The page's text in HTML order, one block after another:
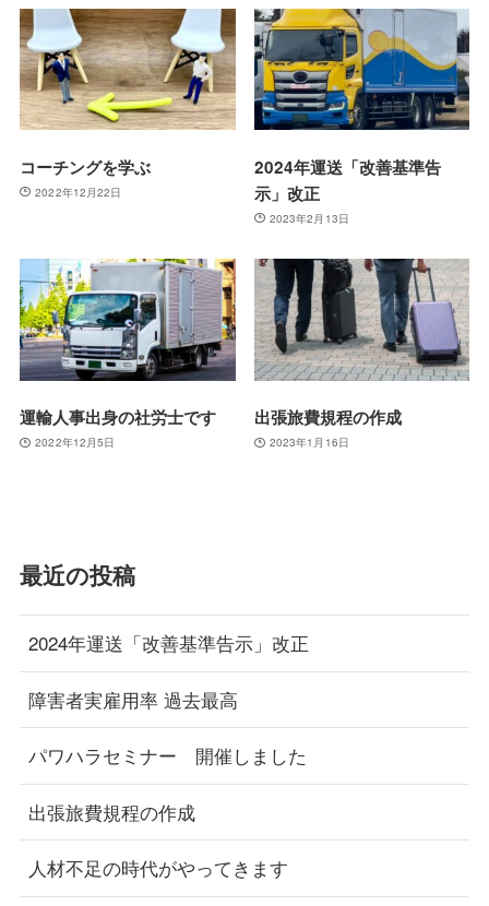
コーチングを学ぶ
2022年12月22日
2024年運送「改善基準告
示」改正
2023年2月13日
運輸人事出身の社労士です
2022年12月5日
出張旅費規程の作成
2023年1月16日
最近の投稿
2024年運送「改善基準告示」改正
障害者実雇用率 過去最高
パワハラセミナー 開催しました
出張旅費規程の作成
人材不足の時代がやってきます